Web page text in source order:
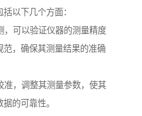
以下几个方面：
，可以验证仪器的测量精度
范，确保其测量结果的准确
准，调整其测量参数，使其
的可靠性。